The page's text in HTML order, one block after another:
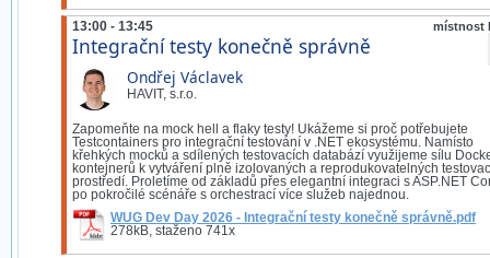
místnost
13:00 - 13:45
Integrační testy konečně správně
Ondřej Václavek
HAVIT, s.r.o.
Zapomeňte na mock hell a flaky testy! Ukážeme si proč potřebujete
Testcontainers pro integrační testování v .NET ekosystému. Namísto
křehkých mocků a sdílených testovacích databází využijeme sílu
kontejnerů k vytváření plně izolovaných a reprodukovatelných
prostředí. Proletíme od základů přes elegantní integraci s ASP.NET
po pokročilé scénáře s orchestrací více služeb najednou.
WUG Dev Day 2026 - Integrační testy konečně správně.pdf
278kB, staženo 741x